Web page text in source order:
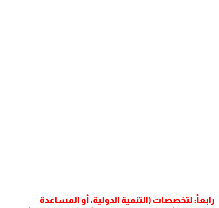
رابعاً: لتخصصات (التنمية الدولية، أو المساعدة